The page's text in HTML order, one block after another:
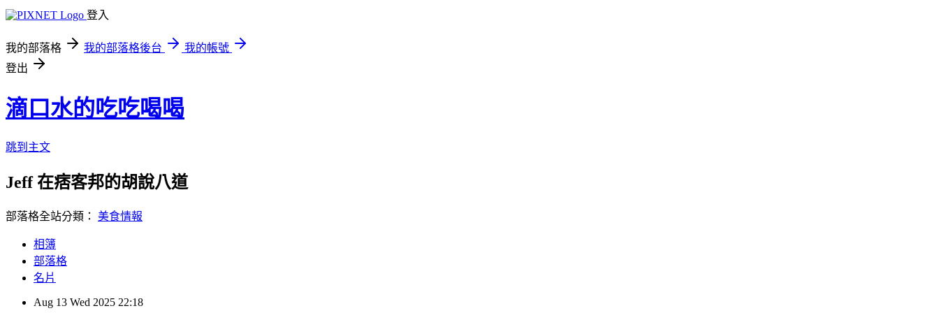
登入
我的部落格 我的部落格後台
我的帳號
登出
滴口水的吃吃喝喝
跳到主文
Jeff 在痞客邦的胡說八道
部落格全站分類： 美食情報
相簿
部落格
名片
Aug 13 Wed 2025 22:18